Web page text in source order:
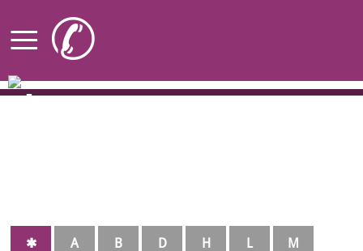
≡✆
Künstler
✱ A B D H L M